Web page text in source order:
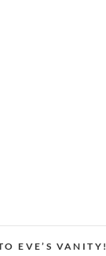
EVE’S VANITY!